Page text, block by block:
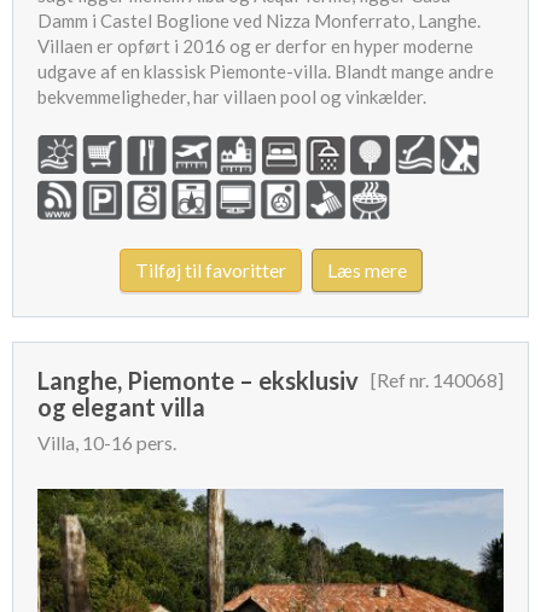
Damm i Castel Boglione ved Nizza Monferrato, Langhe.
Villaen er opført i 2016 og er derfor en hyper moderne
udgave af en klassisk Piemonte-villa. Blandt mange andre
bekvemmeligheder, har villaen pool og vinkælder.
Tilføj til favoritter Læs mere
Langhe, Piemonte – eksklusiv
og elegant villa
Villa, 10-16 pers.
[Ref nr. 140068]